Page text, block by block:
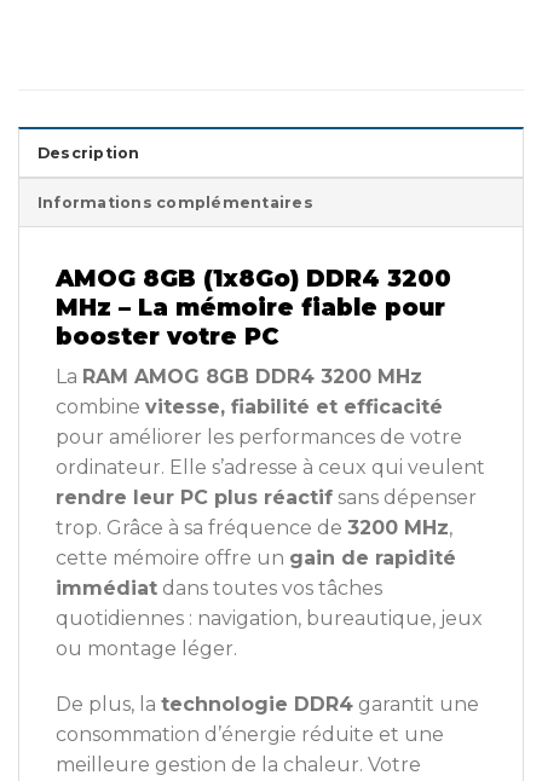
Description
Informations complémentaires
AMOG 8GB (1x8Go) DDR4 3200
MHz – La mémoire fiable pour
booster votre PC
La RAM AMOG 8GB DDR4 3200 MHz
combine vitesse, fiabilité et efficacité
pour améliorer les performances de votre
ordinateur. Elle s’adresse à ceux qui veulent
rendre leur PC plus réactif sans dépenser
trop. Grâce à sa fréquence de 3200 MHz,
cette mémoire offre un gain de rapidité
immédiat dans toutes vos tâches
quotidiennes : navigation, bureautique, jeux
ou montage léger.
De plus, la technologie DDR4 garantit une
consommation d’énergie réduite et une
meilleure gestion de la chaleur. Votre